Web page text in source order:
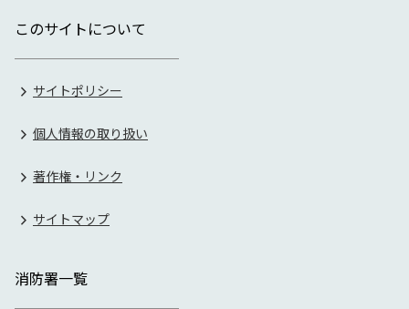
このサイトについて
サイトポリシー
個人情報の取り扱い
著作権・リンク
サイトマップ
消防署一覧